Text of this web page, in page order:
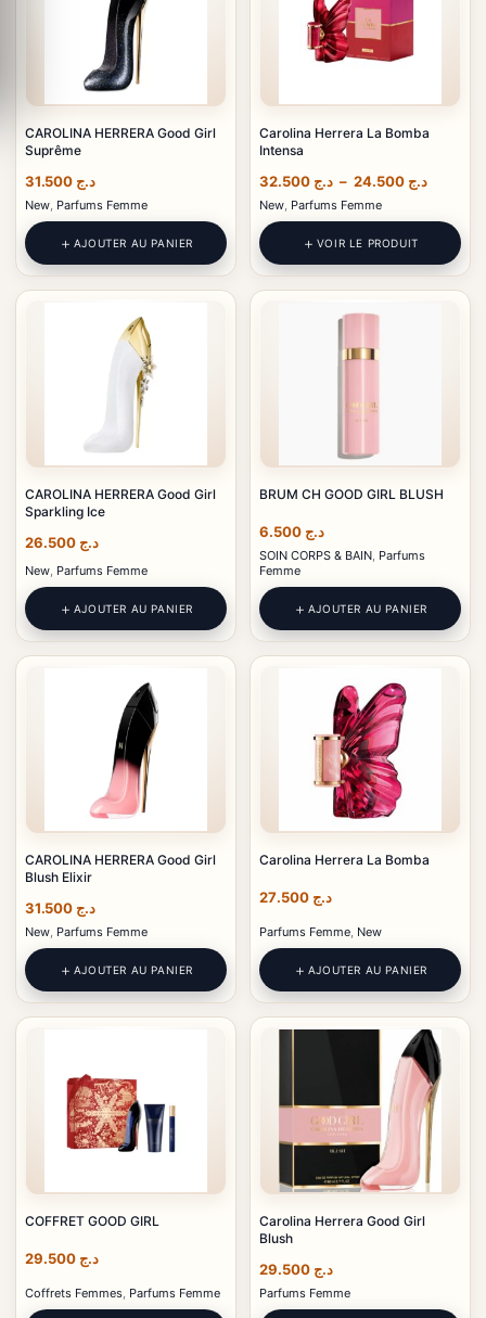
CAROLINA HERRERA Good Girl
Suprême
د.ج
New, Parfums Femme
AJOUTER AU PANIER
Carolina Herrera La Bomba
Intensa
د.ج – د.ج
Plage
د.ج 24.500
New, Parfums Femme
VOIR LE PRODUIT
CAROLINA HERRERA Good Girl
Sparkling Ice
د.ج
New, Parfums Femme
AJOUTER AU PANIER
BRUM CH GOOD GIRL BLUSH
د.ج
SOIN CORPS & BAIN, Parfums
Femme
AJOUTER AU PANIER
CAROLINA HERRERA Good Girl
Blush Elixir
د.ج
New, Parfums Femme
AJOUTER AU PANIER
Carolina Herrera La Bomba
د.ج
Parfums Femme, New
AJOUTER AU PANIER
COFFRET GOOD GIRL
د.ج
Coffrets Femmes, Parfums Femme
Carolina Herrera Good Girl
Blush
د.ج
Parfums Femme